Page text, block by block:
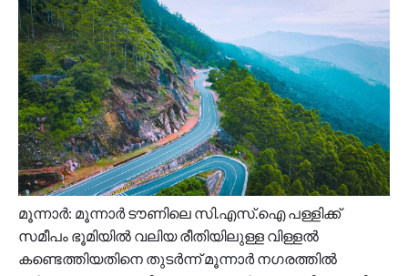
മൂന്നാർ: മൂന്നാർ ടൗണിലെ സി.എസ്.ഐ പള്ളിക്ക്
സമീപം ഭൂമിയിൽ വലിയ രീതിയിലുള്ള വിള്ളൽ
കണ്ടെത്തിയതിനെ തുടർന്ന് മൂന്നാർ നഗരത്തിൽ